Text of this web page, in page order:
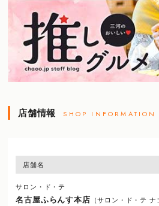
店舗情報 SHOP INFORMATION
店舗名
サロン・ド・テ
名古屋ふらんす本店 （サロン・ド・テ ナ